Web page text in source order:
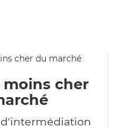
moins cher